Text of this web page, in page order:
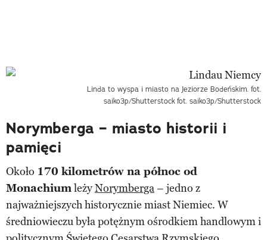
Linda to wyspa i miasto na Jeziorze Bodeńskim. fot.
saiko3p/Shutterstock fot. saiko3p/Shutterstock
Norymberga – miasto historii i
pamięci
Około 170 kilometrów na północ od
MonachiumleżyNorymberga– jedno z
najważniejszych historycznie miast Niemiec. W
średniowieczu była potężnym ośrodkiem handlowym i